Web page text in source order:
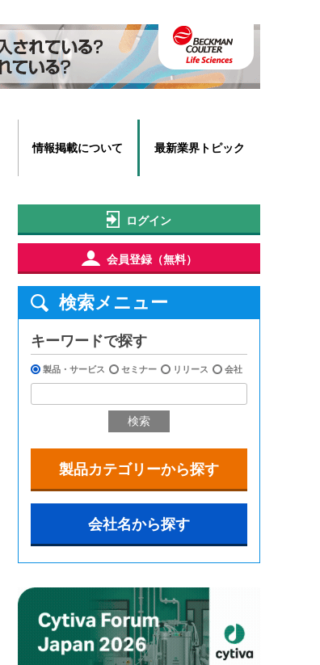
情報掲載について 最新業界トピック
ログイン
会員登録（無料）
検索メニュー
キーワードで探す
製品・サービス セミナー リリース 会社
検索
製品カテゴリーから探す
会社名から探す